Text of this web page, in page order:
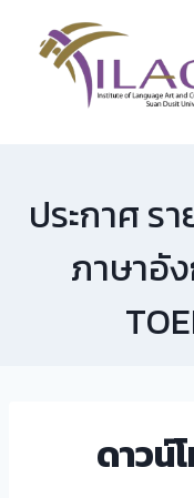
content
ประกาศ ร
ภาษาอั
ดาวน์